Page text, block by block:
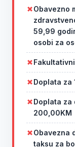
Obavezno
59,99
osobi za
Doplata za
Doplata za
200,00KM
Obavezna
taksu za